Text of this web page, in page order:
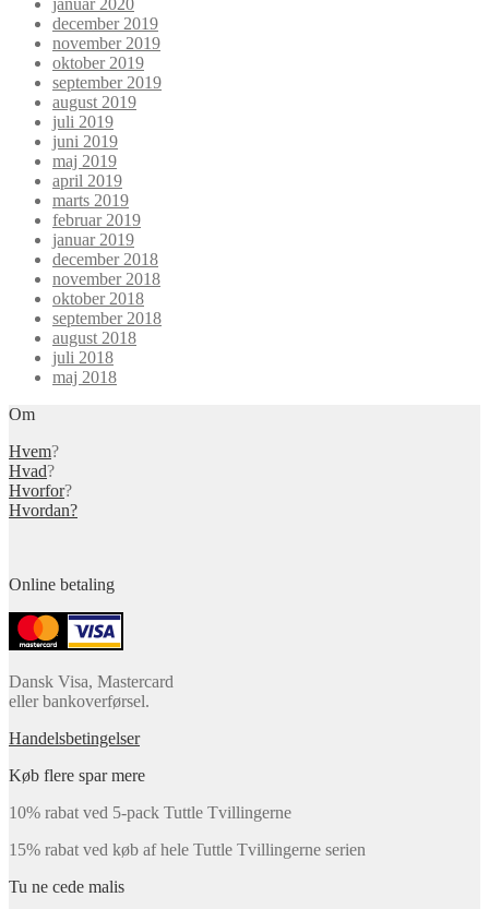
december 2019
november 2019
oktober 2019
september 2019
august 2019
juli 2019
juni 2019
maj 2019
april 2019
marts 2019
februar 2019
januar 2019
december 2018
november 2018
oktober 2018
september 2018
august 2018
juli 2018
maj 2018
Om
Hvem?
Hvad?
Hvorfor?
Hvordan?
Online betaling
Dansk Visa, Mastercard
eller bankoverførsel.
Handelsbetingelser
Køb flere spar mere
10% rabat ved 5-pack Tuttle Tvillingerne
15% rabat ved køb af hele Tuttle Tvillingerne serien
Tu ne cede malis